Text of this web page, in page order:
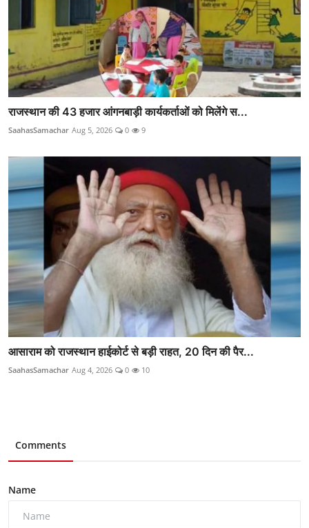
राजस्थान की 43 हजार आंगनबाड़ी कार्यकर्ताओं को मिलेंगे स...
SaahasSamachar Aug 5, 2026 0 9
आसाराम को राजस्थान हाईकोर्ट से बड़ी राहत, 20 दिन की पैर...
SaahasSamachar Aug 4, 2026 0 10
Comments
Name